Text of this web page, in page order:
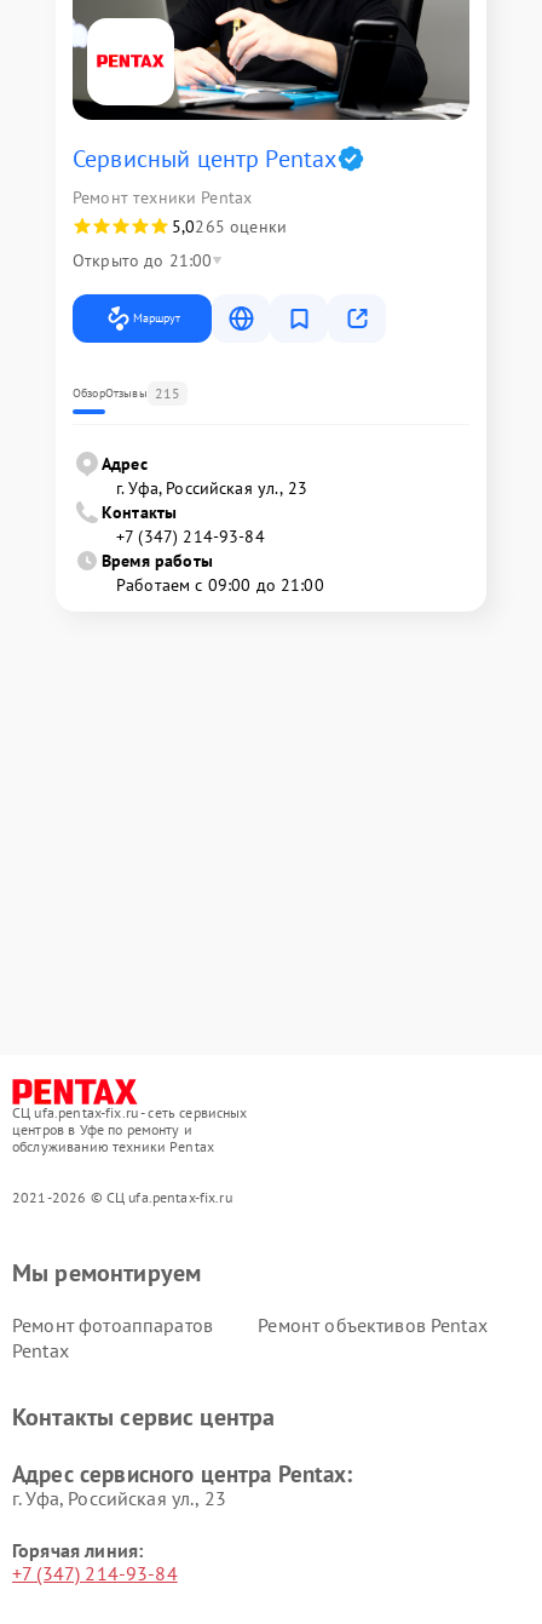
Сервисный центр Pentax
Ремонт техники Pentax
5,0265 оценки
Открыто до 21:00
Маршрут
ОбзорОтзывы 215
Адрес
г. Уфа, Российская ул., 23
Контакты
+7 (347) 214-93-84
Время работы
Работаем с 09:00 до 21:00
СЦ ufa.pentax-fix.ru - сеть сервисных
центров в Уфе по ремонту и
обслуживанию техники Pentax
2021-2026 © СЦ ufa.pentax-fix.ru
Мы ремонтируем
Ремонт фотоаппаратов
Pentax
Ремонт объективов Pentax
Контакты сервис центра
Адрес сервисного центра Pentax:
г. Уфа, Российская ул., 23
Горячая линия:
+7 (347) 214-93-84